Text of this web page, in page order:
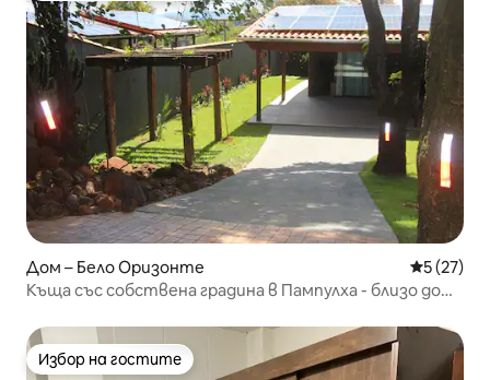
Дом – Бело Оризонте Средна
5 (27)
Къща със собствена градина в Пампулха - близо до
Избор на гостите
Избор на гостите